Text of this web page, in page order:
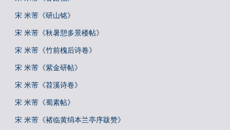
宋 米芾《研山铭》
宋 米芾《秋暑憩多景楼帖》
宋 米芾《竹前槐后诗卷》
宋 米芾《紫金研帖》
宋 米芾《苕溪诗卷》
宋 米芾《蜀素帖》
宋 米芾《褚临黄绢本兰亭序跋赞》